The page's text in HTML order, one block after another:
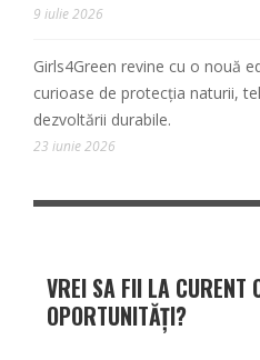
9 iulie 2026
Girls4Green revine cu o nouă
curioase de protecția naturii,
dezvoltării durabile.
23 iunie 2026
VREI SA FII LA CURENT
OPORTUNITĂȚI?